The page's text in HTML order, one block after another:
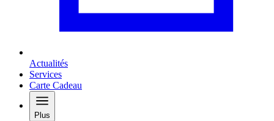
Actualités
Services
Carte Cadeau
Plus